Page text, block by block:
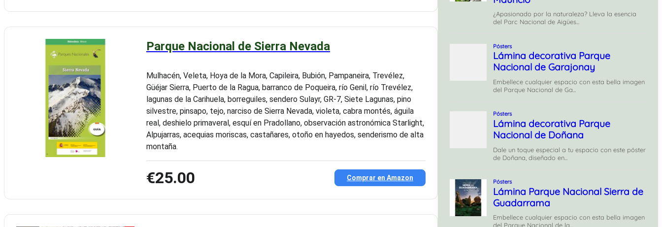
Parque Nacional de Sierra Nevada
Mulhacén, Veleta, Hoya de la Mora, Capileira, Bubión, Pampaneira, Trevélez,
Güéjar Sierra, Puerto de la Ragua, barranco de Poqueira, río Genil, río Trevélez,
lagunas de la Carihuela, borreguiles, sendero Sulayr, GR-7, Siete Lagunas, pino
silvestre, pinsapo, tejo, narciso de Sierra Nevada, violeta, cabra montés, águila
real, deshielo primaveral, esquí en Pradollano, observación astronómica Starlight,
Alpujarras, acequias moriscas, castañares, otoño en hayedos, senderismo de alta
montaña.
€25.00 Comprar en Amazon